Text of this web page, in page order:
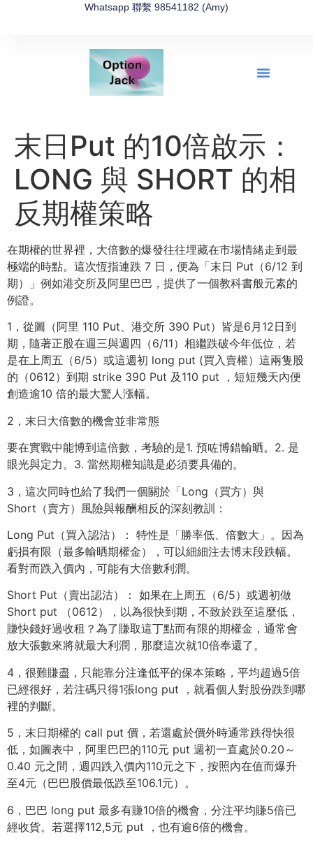
Whatsapp 聯繫 98541182 (Amy)
末日Put 的10倍啟示：
LONG 與 SHORT 的相
反期權策略
在期權的世界裡，大倍數的爆發往往埋藏在市場情緒走到最
極端的時點。這次恆指連跌 7 日，便為「末日 Put（6/12 到
期）」例如港交所及阿里巴巴，提供了一個教科書般元素的
例證。
1，從圖（阿里 110 Put、港交所 390 Put）皆是6月12日到
期，隨著正股在週三與週四（6/11）相繼跌破今年低位，若
是在上周五（6/5）或這週初 long put (買入賣權）這兩隻股
的（0612）到期 strike 390 Put 及110 put ，短短幾天內便
創造逾10 倍的最大驚人漲幅。
2，末日大倍數的機會並非常態
要在實戰中能博到這倍數，考驗的是1. 預咗博錯輸晒。2. 是
眼光與定力。3. 當然期權知識是必須要具備的。
3，這次同時也給了我們一個關於「Long（買方）與
Short（賣方）風險與報酬相反的深刻教訓：
Long Put（買入認沽）： 特性是「勝率低、倍數大」。因為
虧損有限（最多輸晒期權金），可以細細注去博末段跌幅。
看對而跌入價內，可能有大倍數利潤。
Short Put（賣出認沽）： 如果在上周五（6/5）或週初做
Short put （0612），以為很快到期，不致於跌至這麼低，
賺快錢好過收租？為了賺取這丁點而有限的期權金，通常會
放大張數來將就最大利潤，那麼這次就10倍奉還了。
4，很難賺盡，只能靠分注逢低平的保本策略，平均超過5倍
已經很好，若注碼只得1張long put ，就看個人對股份跌到哪
裡的判斷。
5，末日期權的 call put 價，若還處於價外時通常跌得快很
低，如圖表中，阿里巴巴的110元 put 週初一直處於0.20～
0.40 元之間，週四跌入價內110元之下，按照內在值而爆升
至4元（巴巴股價最低跌至106.1元）。
6，巴巴 long put 最多有賺10倍的機會，分注平均賺5倍已
經收貨。若選擇112,5元 put ，也有逾6倍的機會。